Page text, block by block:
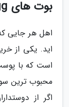
بوت های Ugg
اید. یکی از
است که با
محبوب ترین
اگر از